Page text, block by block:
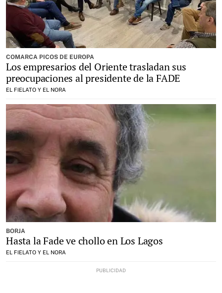
COMARCA PICOS DE EUROPA
Los empresarios del Oriente trasladan sus
preocupaciones al presidente de la FADE
EL FIELATO Y EL NORA
BORJA
Hasta la Fade ve chollo en Los Lagos
EL FIELATO Y EL NORA